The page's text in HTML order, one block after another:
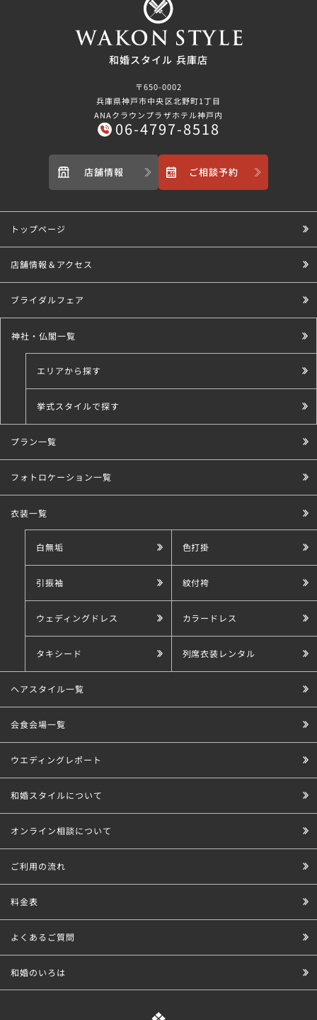
和婚スタイル 兵庫店
〒650-0002
兵庫県神戸市中央区北野町1丁目
ANAクラウンプラザホテル神戸内
06-4797-8518
店舗情報 ご相談予約
トップページ
店舗情報＆アクセス
ブライダルフェア
神社・仏閣一覧
エリアから探す
挙式スタイルで探す
こだわり条件で探す
プラン一覧
フォトロケーション一覧
衣装一覧
白無垢 色打掛
引振袖 紋付袴
ウェディングドレス カラードレス
タキシード 列席衣装レンタル
ヘアスタイル一覧
会食会場一覧
ウエディングレポート
和婚スタイルについて
オンライン相談について
ご利用の流れ
料金表
よくあるご質問
和婚のいろは